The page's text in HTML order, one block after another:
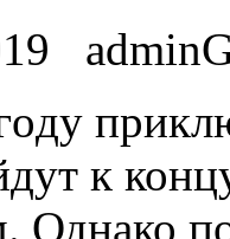
к
Однако